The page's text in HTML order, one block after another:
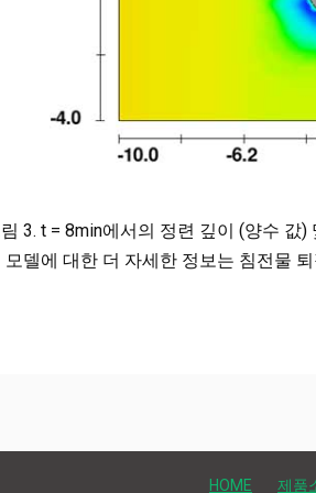
3. t = 8min에서의 정련 깊이 (양수 값)
모델에 대한 더 자세한 정보는 침전물
HOME 제품